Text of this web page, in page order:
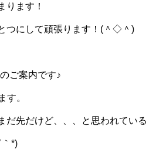
ります！
つにして頑張ります！(＾◇＾)
ご案内です♪
す。
先だけど、、、と思われてい
*)